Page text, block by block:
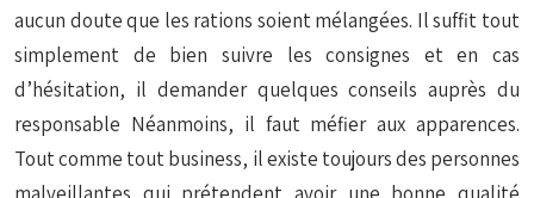
aucun doute que les rations soient mélangées. Il suffit tout
simplement de bien suivre les consignes et en cas
d’hésitation, il demander quelques conseils auprès du
responsable Néanmoins, il faut méfier aux apparences.
Tout comme tout business, il existe toujours des personnes